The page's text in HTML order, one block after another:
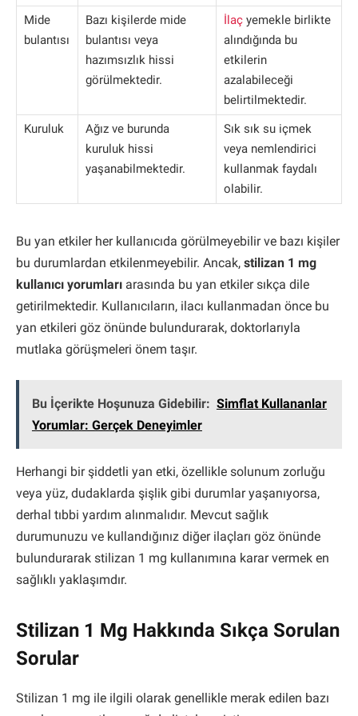
Mide
bulantısı
Bazı kişilerde mide
bulantısı veya
hazımsızlık hissi
görülmektedir.
İlaç yemekle birlikte
alındığında bu
etkilerin
azalabileceği
belirtilmektedir.
Kuruluk
Ağız ve burunda
kuruluk hissi
yaşanabilmektedir.
Sık sık su içmek
veya nemlendirici
kullanmak faydalı
olabilir.
Bu yan etkiler her kullanıcıda görülmeyebilir ve bazı kişiler
bu durumlardan etkilenmeyebilir. Ancak, stilizan 1 mg
kullanıcı yorumları arasında bu yan etkiler sıkça dile
getirilmektedir. Kullanıcıların, ilacı kullanmadan önce bu
yan etkileri göz önünde bulundurarak, doktorlarıyla
mutlaka görüşmeleri önem taşır.
Bu İçerikte Hoşunuza Gidebilir: Simflat Kullananlar
Yorumlar: Gerçek Deneyimler
Herhangi bir şiddetli yan etki, özellikle solunum zorluğu
veya yüz, dudaklarda şişlik gibi durumlar yaşanıyorsa,
derhal tıbbi yardım alınmalıdır. Mevcut sağlık
durumunuzu ve kullandığınız diğer ilaçları göz önünde
bulundurarak stilizan 1 mg kullanımına karar vermek en
sağlıklı yaklaşımdır.
Stilizan 1 Mg Hakkında Sıkça Sorulan
Sorular
Stilizan 1 mg ile ilgili olarak genellikle merak edilen bazı